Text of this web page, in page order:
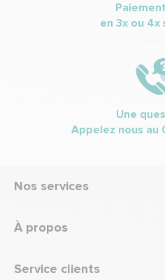
en 3x ou 4x
Une
Appelez nous au
Nos services
À propos
Service clients